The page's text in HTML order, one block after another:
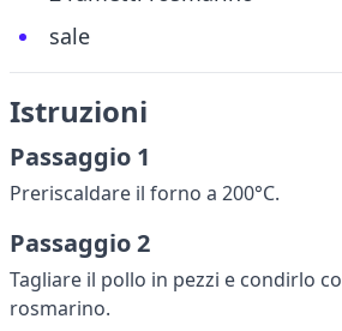
sale
Istruzioni
Passaggio 1
Preriscaldare il forno a 200°C.
Passaggio 2
Tagliare il pollo in pezzi e condirlo
rosmarino.